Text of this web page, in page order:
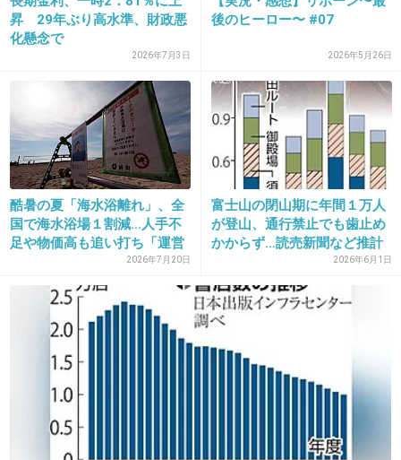
7月～9月にオリンピックとパラリンピック開催
って結構無謀だよね
+93 -2
25. 匿名2015/07/20(月) 15:45:17
Perfumeは暑さなんかへっちゃらそう
+5 -32
2015/07/20(月) 15:48:11
5年後なら今より暑くなってる可能性もあるし
昇 29年ぶり高水準、財政悪
化懸念で
2026年7月3日
後のヒーロー〜 #07
2026年5月26日
酷暑の夏「海水浴離れ」、全
国で海水浴場１割減…人手不
足や物価高も追い打ち「運営
2026年7月20日
富士山の閉山期に年間１万人
が登山、通行禁止でも歯止め
かからず…読売新聞など推計
2026年6月1日